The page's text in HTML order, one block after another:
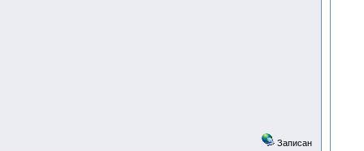
Записан